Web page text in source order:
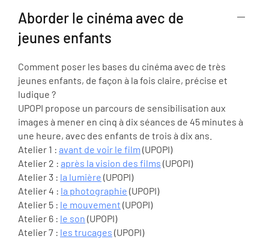
Aborder le cinéma avec de
jeunes enfants
Comment poser les bases du cinéma avec de très
jeunes enfants, de façon à la fois claire, précise et
ludique ?
UPOPI propose un parcours de sensibilisation aux
images à mener en cinq à dix séances de 45 minutes à
une heure, avec des enfants de trois à dix ans.
Atelier 1 : avant de voir le film (UPOPI)
Atelier 2 : après la vision des films (UPOPI)
Atelier 3 : la lumière (UPOPI)
Atelier 4 : la photographie (UPOPI)
Atelier 5 : le mouvement (UPOPI)
Atelier 6 : le son (UPOPI)
Atelier 7 : les trucages (UPOPI)